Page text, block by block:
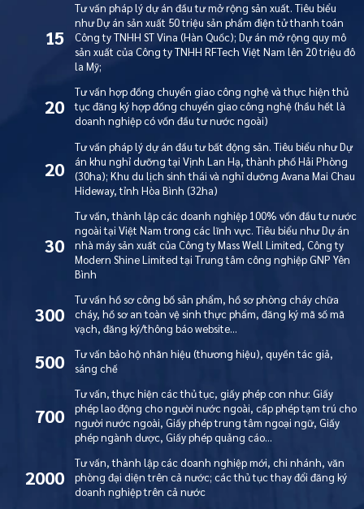
15
Tư vấn pháp lý dự án đầu tư mở rộng sản xuất. Tiêu biểu
như Dự án sản xuất 50 triệu sản phẩm điện tử thanh toán
Công ty TNHH ST Vina (Hàn Quốc); Dự án mở rộng quy mô
sản xuất của Công ty TNHH RFTech Việt Nam lên 20 triệu đô
la Mỹ;
20
Tư vấn hợp đồng chuyển giao công nghệ và thực hiện thủ
tục đăng ký hợp đồng chuyển giao công nghệ (hầu hết là
doanh nghiệp có vốn đầu tư nước ngoài)
20
Tư vấn pháp lý dự án đầu tư bất động sản. Tiêu biểu như Dự
án khu nghỉ dưỡng tại Vịnh Lan Hạ, thành phố Hải Phòng
(30ha); Khu du lịch sinh thái và nghỉ dưỡng Avana Mai Chau
Hideway, tỉnh Hòa Bình (32ha)
30
Tư vấn, thành lập các doanh nghiệp 100% vốn đầu tư nước
ngoài tại Việt Nam trong các lĩnh vực. Tiêu biểu như Dự án
nhà máy sản xuất của Công ty Mass Well Limited, Công ty
Modern Shine Limited tại Trung tâm công nghiệp GNP Yên
Bình
300
Tư vấn hồ sơ công bố sản phẩm, hồ sơ phòng cháy chữa
cháy, hồ sơ an toàn vệ sinh thực phẩm, đăng ký mã số mã
vạch, đăng ký/thông báo website…
500
Tư vấn bảo hộ nhãn hiệu (thương hiệu), quyền tác giả,
sáng chế
700
Tư vấn, thực hiện các thủ tục, giấy phép con như: Giấy
phép lao động cho người nước ngoài, cấp phép tạm trú cho
người nước ngoài, Giấy phép trung tâm ngoại ngữ, Giấy
phép ngành dược, Giấy phép quảng cáo…
2000
Tư vấn, thành lập các doanh nghiệp mới, chi nhánh, văn
phòng đại diện trên cả nước; các thủ tục thay đổi đăng ký
doanh nghiệp trên cả nước